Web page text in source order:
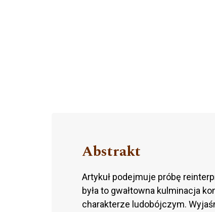
Abstrakt
Artykuł podejmuje próbę
była to gwałtowna kulminacja
charakterze ludobójczym.